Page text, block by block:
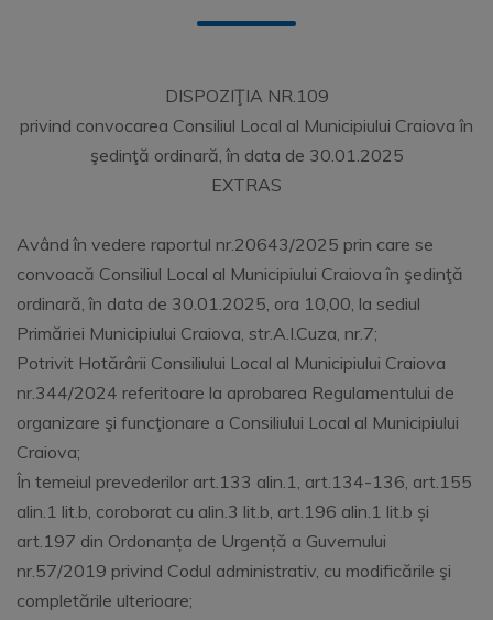
DISPOZIŢIA NR.109
privind convocarea Consiliul Local al Municipiului Craiova în
şedinţă ordinară, în data de 30.01.2025
EXTRAS
Având în vedere raportul nr.20643/2025 prin care se
convoacă Consiliul Local al Municipiului Craiova în şedinţă
ordinară, în data de 30.01.2025, ora 10,00, la sediul
Primăriei Municipiului Craiova, str.A.I.Cuza, nr.7;
Potrivit Hotărârii Consiliului Local al Municipiului Craiova
nr.344/2024 referitoare la aprobarea Regulamentului de
organizare şi funcţionare a Consiliului Local al Municipiului
Craiova;
În temeiul prevederilor art.133 alin.1, art.134-136, art.155
alin.1 lit.b, coroborat cu alin.3 lit.b, art.196 alin.1 lit.b și
art.197 din Ordonanța de Urgență a Guvernului
nr.57/2019 privind Codul administrativ, cu modificările şi
completările ulterioare;